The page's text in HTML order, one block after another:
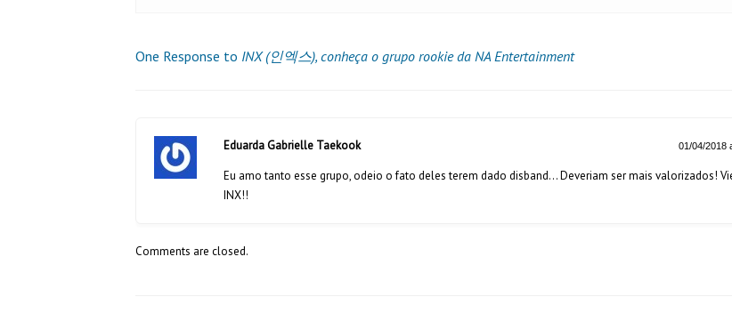
One Response to INX (인엑스), conheça o grupo rookie da NA Entertainment
Eduarda Gabrielle Taekook 01/04/2018
Eu amo tanto esse grupo, odeio o fato deles terem dado disband… Deveriam ser mais valorizados!
INX!!
Comments are closed.